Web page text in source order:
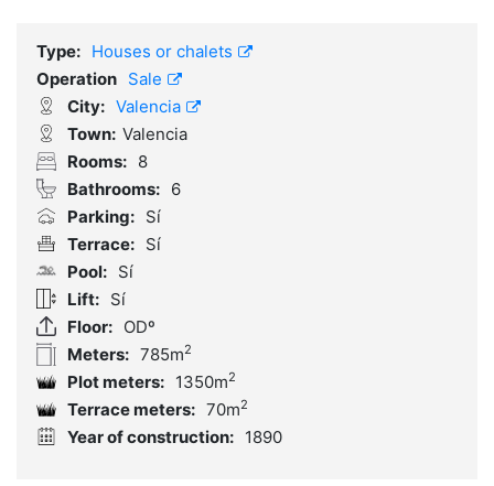
Type: Houses or chalets
Operation Sale
City: Valencia
Town: Valencia
Rooms: 8
Bathrooms: 6
Parking: Sí
Terrace: Sí
Pool: Sí
Lift: Sí
Floor: ODº
Meters: 785m2
Plot meters: 1350m2
Terrace meters: 70m2
Year of construction: 1890